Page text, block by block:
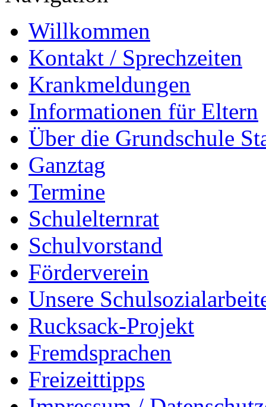
Willkommen
Kontakt / Sprechzeiten
Krankmeldungen
Informationen für Eltern
Über die Grundschule
Ganztag
Termine
Schulelternrat
Schulvorstand
Förderverein
Unsere
Rucksack-Projekt
Fremdsprachen
Freizeittipps